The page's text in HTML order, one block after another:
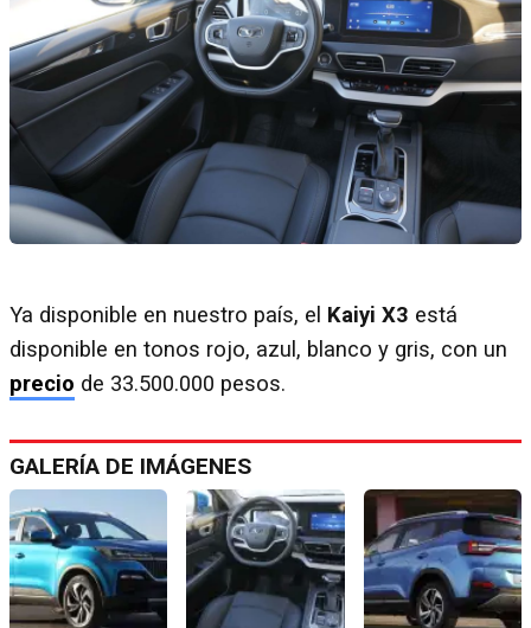
Ya disponible en nuestro país, el Kaiyi X3 está
disponible en tonos rojo, azul, blanco y gris, con un
precio de 33.500.000 pesos.
GALERÍA DE IMÁGENES